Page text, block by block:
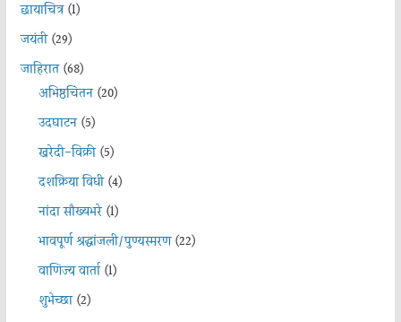
छायाचित्र(1)
जयंती(29)
जाहिरात(68)
अभिष्ठचिंतन(20)
उदघाटन(5)
खरेदी-विक्री(5)
दशक्रिया विधी(4)
नांदा सौख्यभरे(1)
भावपूर्ण श्रद्धांजली/पुण्यस्मरण(22)
वाणिज्य वार्ता(1)
शुभेच्छा(2)